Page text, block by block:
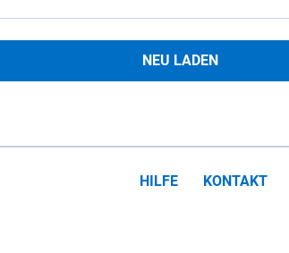
NEU LADEN
HILFE KONTAKT